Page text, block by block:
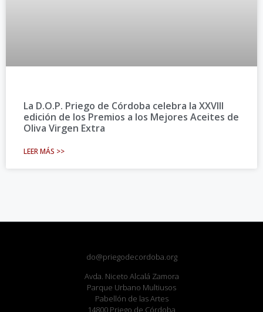
La D.O.P. Priego de Córdoba celebra la XXVIII
edición de los Premios a los Mejores Aceites de
Oliva Virgen Extra
LEER MÁS >>
do@priegodecordoba.org
Avda. Niceto Alcalá Zamora
Parque Urbano Multiusos
Pabellón de las Artes
14800 Priego de Córdoba